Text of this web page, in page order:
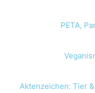
PETA,
Aktenzeichen: Tier